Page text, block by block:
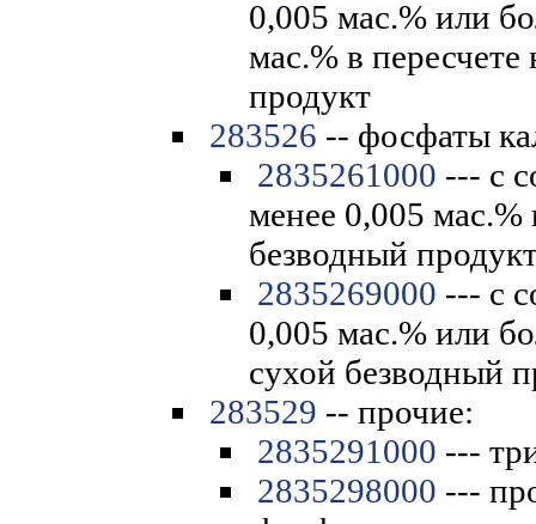
0,005 мас.% или
мас.% в
продукт
283526 -- фосфаты
2835261000 --- с
менее 0,005 мас.%
безводный
2835269000 --- с
0,005 мас.% или
сухой безводный
283529 -- прочие:
2835291000 ---
2835298000 ---